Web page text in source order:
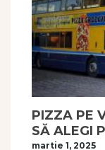
PIZZA PE
SĂ ALEGI
martie 1, 2025